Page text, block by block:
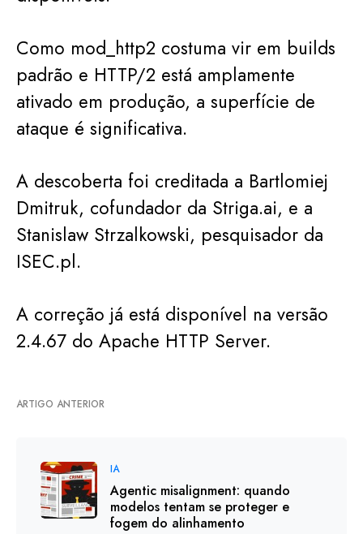
Como mod_http2 costuma vir em builds
padrão e HTTP/2 está amplamente
ativado em produção, a superfície de
ataque é significativa.
A descoberta foi creditada a Bartlomiej
Dmitruk, cofundador da Striga.ai, e a
Stanislaw Strzalkowski, pesquisador da
ISEC.pl.
A correção já está disponível na versão
2.4.67 do Apache HTTP Server.
ARTIGO ANTERIOR
IA
Agentic misalignment: quando
modelos tentam se proteger e
fogem do alinhamento